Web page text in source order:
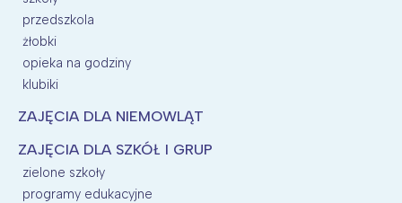
przedszkola
żłobki
opieka na godziny
klubiki
ZAJĘCIA DLA NIEMOWLĄT
ZAJĘCIA DLA SZKÓŁ I GRUP
zielone szkoły
programy edukacyjne